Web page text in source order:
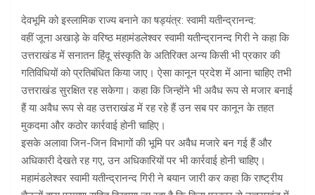
देवभूमि को इस्लामिक राज्य बनाने का षड्यंत्र: स्वामी यतीन्द्रानन्द:
वहीं जूना अखाड़े के वरिष्ठ महामंडलेश्वर स्वामी यतीन्द्रानन्द गिरी ने कहा कि
उत्तराखंड में सनातन हिंदू संस्कृति के अतिरिक्त अन्य किसी भी प्रकार की
गतिविधियों को प्रतिबंधित किया जाए। ऐसा कानून प्रदेश में आना चाहिए तभी
उत्तराखंड सुरक्षित रह सकेगा। कहा कि जिन्होंने भी अवैध रूप से मजार बनाई
हैं या अवैध रूप से वह उत्तराखंड में रह रहे हैं उन सब पर कानून के तहत
मुकदमा और कठोर कार्रवाई होनी चाहिए।
इसके अलावा जिन-जिन विभागों की भूमि पर अवैध मजारे बन गई हैं और
अधिकारी देखते रह गए, उन अधिकारियों पर भी कार्रवाई होनी चाहिए।
महामंडलेश्वर स्वामी यतीन्द्रानन्द गिरी ने बयान जारी कर कहा कि राष्ट्रीय